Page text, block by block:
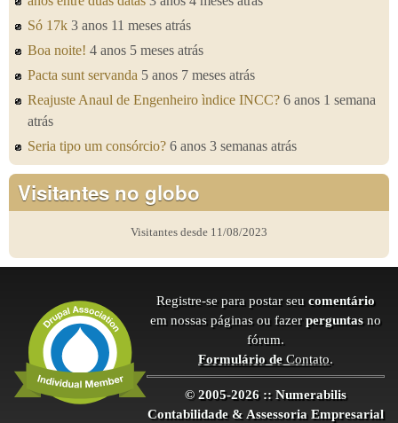
Só 17k 3 anos 11 meses atrás
Boa noite! 4 anos 5 meses atrás
Pacta sunt servanda 5 anos 7 meses atrás
Reajuste Anaul de Engenheiro ìndice INCC? 6 anos 1 semana
atrás
Seria tipo um consórcio? 6 anos 3 semanas atrás
Visitantes no globo
Visitantes desde 11/08/2023
Registre-se para postar seu comentário
em nossas páginas ou fazer perguntas no
fórum.
Formulário deContato.
© 2005-2026 :: Numerabilis
Contabilidade & Assessoria Empresarial